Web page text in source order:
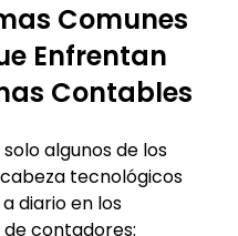
Comunes
Enfrentan
Contables
algunos de los
tecnológicos
diario en los
contadores: